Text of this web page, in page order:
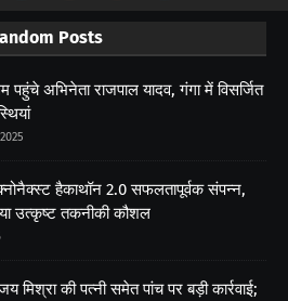
Posts
पहुंचे अभिनेता राजपाल यादव, गंगा में विसर्जित
हैकाथॉन 2.0 सफलतापूर्वक संपन्न,
उत्कृष्ट तकनीकी कौशल
मिश्रा की पत्नी समेत पांच पर बड़ी कार्रवाई;